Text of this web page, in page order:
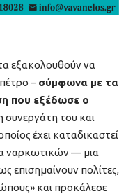
εξακολουθούν να
– σύμφωνα με τα
που εξέδωσε ο
συνεργάτη του και
έχει καταδικαστεί
ναρκωτικών — μια
επισημαίνουν πολίτες,
και προκάλεσε